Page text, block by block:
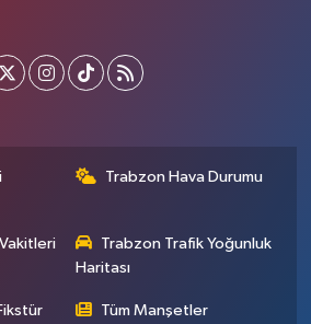
Trabzon Hava Durumu
Trabzon Trafik Yoğunluk
Haritası
Tüm Manşetler